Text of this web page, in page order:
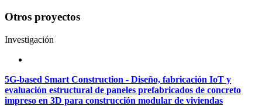
Otros proyectos
Investigación
5G-based Smart Construction - Diseño, fabricación IoT y
evaluación estructural de paneles prefabricados de concreto
impreso en 3D para construcción modular de viviendas